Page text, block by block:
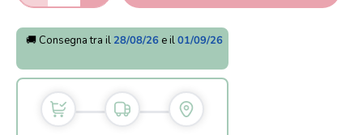
🚚 Consegna tra il 28/08/26 e il01/09/26